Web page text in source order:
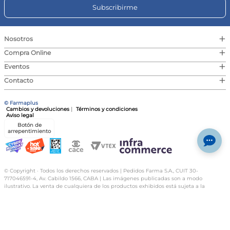
¿Es seguro para la piel de los niños?
la piel y el cabello de los niños, siendo suave y seguro.
¿Puedo usar el body splash en la ropa?
piel para disfrutar de su fragancia de manera óptima.
Sí, el shampoo es adecuado para todo tipo de cabello,
incluyendo el rizado, proporcionando limpieza y frescura.
¿Contiene ingredientes irritantes?
Este set está formulado para ser suave y no contiene
ingredientes irritantes, siendo seguro para el uso infantil.
¿Puedo usar el shampoo diariamente?
a diario en la rutina de cuidado del cabello de los niños.
Fragancia Infantil Cheeky
Mood Funny Boys 100ml
$ 18.229
Agregar al carrito
Desodorante Spray Infantil
Paco Niños 150ml
$ 5302
¡Registrate y enterate de todas las ofertas y
novedades!
Subscribirme